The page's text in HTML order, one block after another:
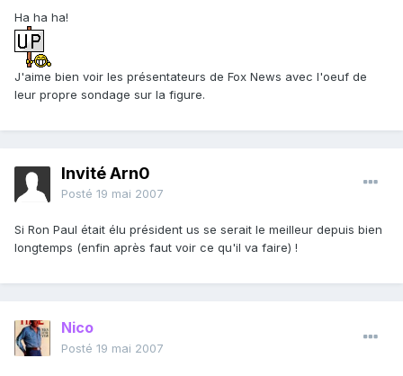
Ha ha ha!
J'aime bien voir les présentateurs de Fox News avec l'oeuf de
leur propre sondage sur la figure.
Invité Arn0
Posté 19 mai 2007
Si Ron Paul était élu président us se serait le meilleur depuis bien
longtemps (enfin après faut voir ce qu'il va faire) !
Nico
Posté 19 mai 2007